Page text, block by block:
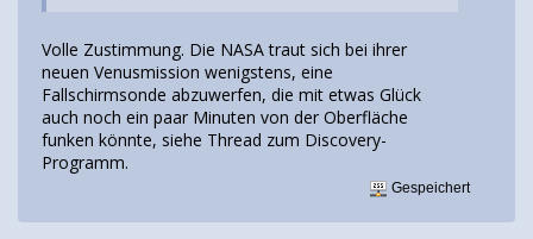
Volle Zustimmung. Die NASA traut sich bei ihrer
neuen Venusmission wenigstens, eine
Fallschirmsonde abzuwerfen, die mit etwas Glück
auch noch ein paar Minuten von der Oberfläche
funken könnte, siehe Thread zum Discovery-
Programm.
Gespeichert